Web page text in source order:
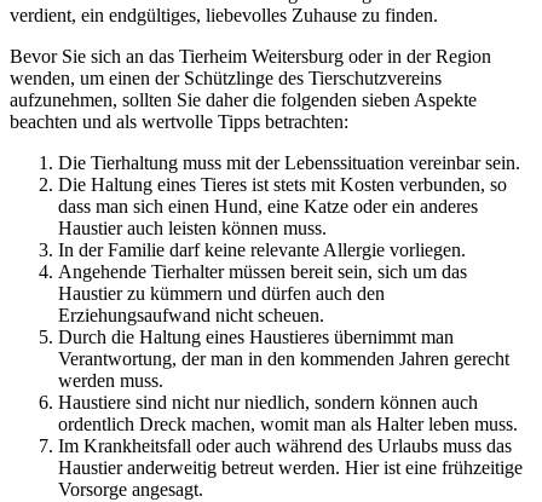
verdient, ein endgültiges, liebevolles Zuhause zu finden.
Bevor Sie sich an das Tierheim Weitersburg oder in der Region
wenden, um einen der Schützlinge des Tierschutzvereins
aufzunehmen, sollten Sie daher die folgenden sieben Aspekte
beachten und als wertvolle Tipps betrachten:
Die Tierhaltung muss mit der Lebenssituation vereinbar sein.
Die Haltung eines Tieres ist stets mit Kosten verbunden, so
dass man sich einen Hund, eine Katze oder ein anderes
Haustier auch leisten können muss.
In der Familie darf keine relevante Allergie vorliegen.
Angehende Tierhalter müssen bereit sein, sich um das
Haustier zu kümmern und dürfen auch den
Erziehungsaufwand nicht scheuen.
Durch die Haltung eines Haustieres übernimmt man
Verantwortung, der man in den kommenden Jahren gerecht
werden muss.
Haustiere sind nicht nur niedlich, sondern können auch
ordentlich Dreck machen, womit man als Halter leben muss.
Im Krankheitsfall oder auch während des Urlaubs muss das
Haustier anderweitig betreut werden. Hier ist eine frühzeitige
Vorsorge angesagt.